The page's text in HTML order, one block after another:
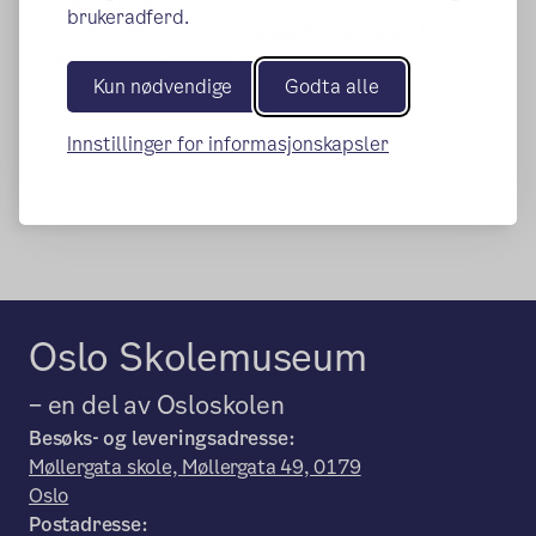
brukeradferd.
Kun nødvendige Godta alle
Innstillinger for informasjonskapsler
Vi er fullbooket ut 2025.
2026 åpner i desember.
(ekstern lenke)
Publisert:21.10.2024 Endret:17.09.2025
Oslo Skolemuseum
– en del av Osloskolen
Besøks- og leveringsadresse:
Møllergata skole, Møllergata 49, 0179
Oslo
Postadresse: